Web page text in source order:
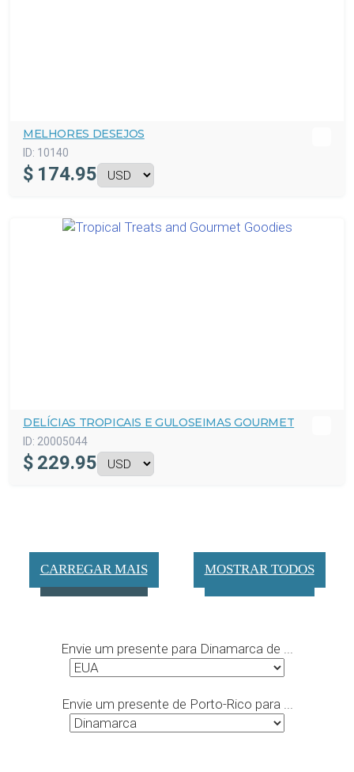
MELHORES DESEJOS
ID: 10140
$ 174.95
DELÍCIAS TROPICAIS E GULOSEIMAS GOURMET
ID: 20005044
$ 229.95
CARREGAR MAIS MOSTRAR TODOS
Envie um presente para Dinamarca de ...
Envie um presente de Porto-Rico para ...